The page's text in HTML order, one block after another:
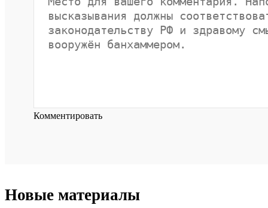
Комментировать
Новые материалы